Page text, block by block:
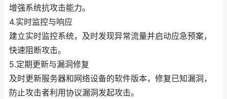
增强系统抗攻击能力。
4.实时监控与响应
建立实时监控系统，及时发现异常流量并启动应急预案，
快速阻断攻击。
5.定期更新与漏洞修复
及时更新服务器和网络设备的软件版本，修复已知漏洞，
防止攻击者利用协议漏洞发起攻击。